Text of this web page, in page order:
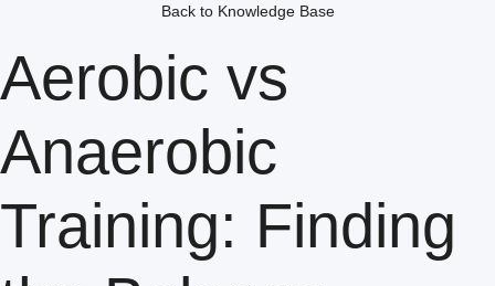
Back to Knowledge Base
Aerobic vs
Anaerobic
Training: Finding